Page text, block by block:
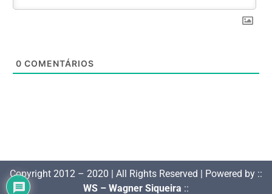
0 COMENTÁRIOS
Copyright 2012 – 2020 | All Rights Reserved | Powered by ::
WS – Wagner Siqueira ::